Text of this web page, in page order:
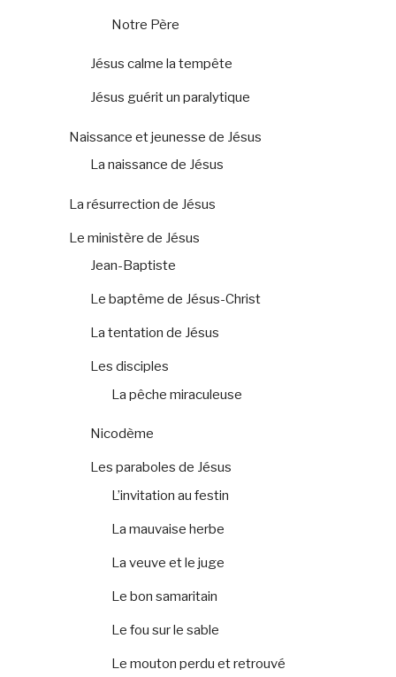
Notre Père
Jésus calme la tempête
Jésus guérit un paralytique
Naissance et jeunesse de Jésus
La naissance de Jésus
La résurrection de Jésus
Le ministère de Jésus
Jean-Baptiste
Le baptême de Jésus-Christ
La tentation de Jésus
Les disciples
La pêche miraculeuse
Nicodème
Les paraboles de Jésus
L’invitation au festin
La mauvaise herbe
La veuve et le juge
Le bon samaritain
Le fou sur le sable
Le mouton perdu et retrouvé